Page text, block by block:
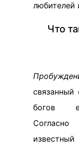
любителей
Что
богов